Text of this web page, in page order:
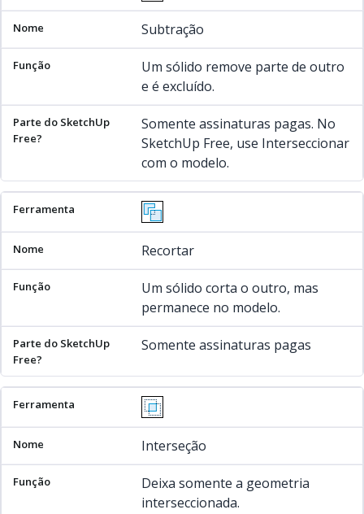
Subtração
Um sólido remove parte de outro
e é excluído.
Somente assinaturas pagas. No
SketchUp Free, use Interseccionar
com o modelo.
Recortar
Um sólido corta o outro, mas
permanece no modelo.
Somente assinaturas pagas
Interseção
Deixa somente a geometria
interseccionada.